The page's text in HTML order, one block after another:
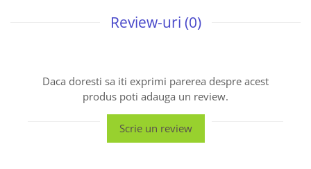
Review-uri (0)
Daca doresti sa iti exprimi parerea despre acest
produs poti adauga un review.
Scrie un review